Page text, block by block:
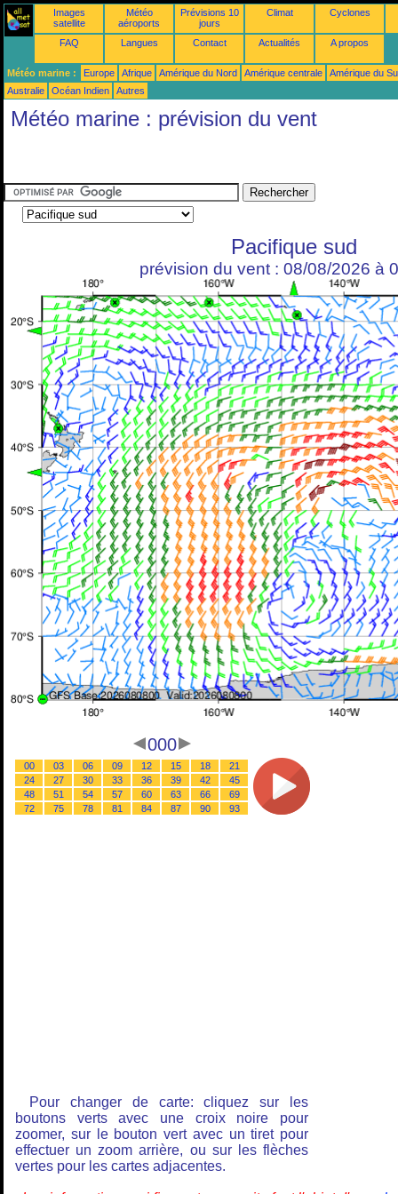
Images
satellite
Météo
aéroports
Prévisions 10
jours
Climat Cyclones
FAQ Langues Contact Actualités A propos
Météo marine : Europe Afrique Amérique du Nord Amérique centrale
Amérique du
Australie
Océan Indien Autres
Météo marine : prévision du vent
Pacifique sud
prévision du vent : 08/08/2026 à
000
00 03 06 09 12 15 18
21
24
27 30 33 36 39 42
45
48
51 54 57 60 63 66
69
72
75 78 81 84 87 90 93
Pour changer de carte: cliquez sur les
boutons verts avec une croix noire pour
zoomer, sur le bouton vert avec un tiret pour
effectuer un zoom arrière, ou sur les flèches
vertes pour les cartes adjacentes.